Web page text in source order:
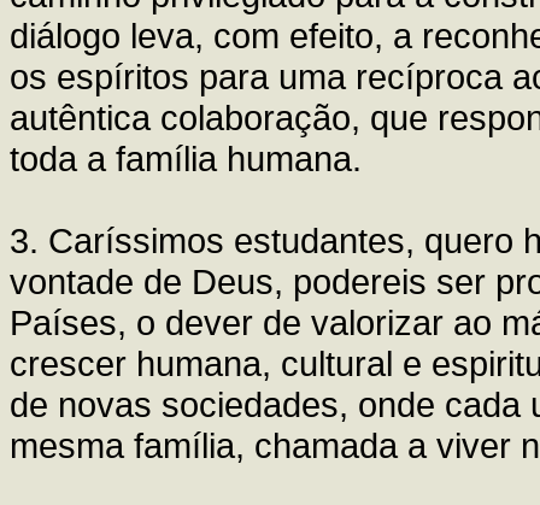
diálogo leva, com efeito, a
os espíritos para uma recíproca
autêntica colaboração, que
toda a família humana.
3. Caríssimos estudantes, quero
vontade de Deus, podereis ser
Países, o dever de valorizar ao
crescer humana, cultural e
de novas sociedades, onde cada
mesma família, chamada a viver